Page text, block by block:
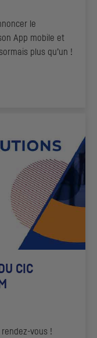
le
App mobile et
plus qu’un !
CIC
vous !